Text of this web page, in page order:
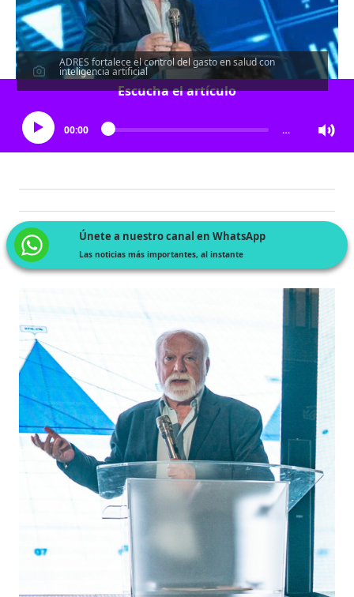
ADRES fortalece el control del gasto en salud con
inteligencia artificial
Escucha el artículo
00:00 …
Únete a nuestro canal en WhatsApp
Las noticias más importantes, al instante